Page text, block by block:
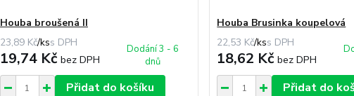
Houba broušená II
23,89 Kč/ks
19,74 Kč bez DPH
Dodání 3 - 6
dnů
Přidat do košíku
Houba Brusinka koupelová
22,53 Kč/ks
18,62 Kčbez DPH
Přidat do